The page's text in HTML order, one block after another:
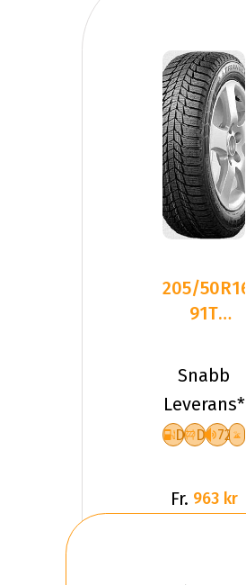
205/50R16
91T
PL01 XL
Friktion
2025
Snabb
Leverans*
D D 72
Fr. 963 kr